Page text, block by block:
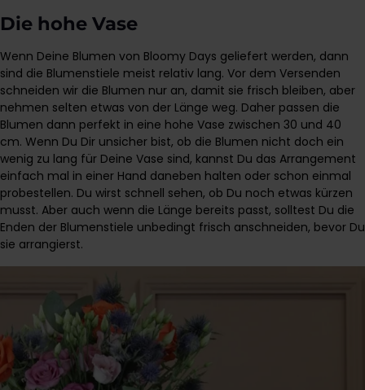
Die hohe Vase
Wenn Deine Blumen von Bloomy Days geliefert werden, dann
sind die Blumenstiele meist relativ lang. Vor dem Versenden
schneiden wir die Blumen nur an, damit sie frisch bleiben, aber
nehmen selten etwas von der Länge weg. Daher passen die
Blumen dann perfekt in eine hohe Vase zwischen 30 und 40
cm. Wenn Du Dir unsicher bist, ob die Blumen nicht doch ein
wenig zu lang für Deine Vase sind, kannst Du das Arrangement
einfach mal in einer Hand daneben halten oder schon einmal
probestellen. Du wirst schnell sehen, ob Du noch etwas kürzen
musst. Aber auch wenn die Länge bereits passt, solltest Du die
Enden der Blumenstiele unbedingt frisch anschneiden, bevor Du
sie arrangierst.